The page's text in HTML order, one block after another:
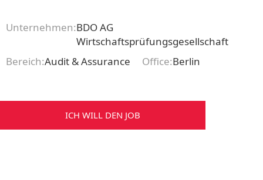
Unternehmen:BDO AG
Wirtschaftsprüfungsgesellschaft
Bereich:Audit & Assurance Office:Berlin
ICH WILL DEN JOB